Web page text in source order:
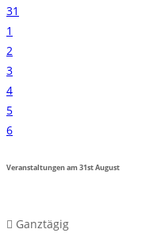
31
1
2
3
4
5
6
Veranstaltungen am31stAugust
Ganztägig